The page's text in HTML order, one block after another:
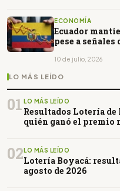
ECONOMÍA
Ecuador
pese a
10 de julio, 2026
LO MÁS LEÍDO
01 LO MÁS LEÍDO
Resultados Lotería de
quién ganó el premio
02LO MÁS LEÍDO
Lotería Boyacá:
agosto de 2026